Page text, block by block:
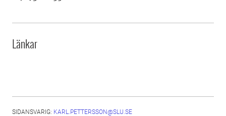
Länkar
SIDANSVARIG: KARL.PETTERSSON@SLU.SE